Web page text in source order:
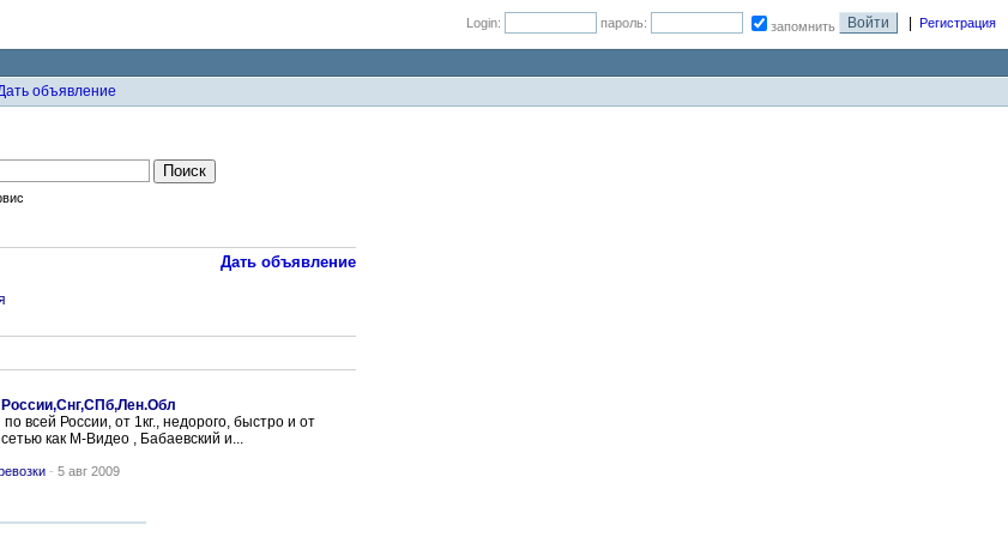
Login: пароль: запомнить Регистрация
объявление
Дать объявление
России,Снг,СПб,Лен.Обл
всей России, от 1кг., недорого, быстро и от
как М-Видео , Бабаевский и...
- 5 авг 2009